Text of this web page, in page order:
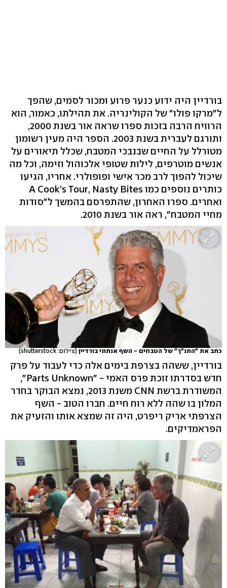
בורדיין היה ידוע כנער פרוע ומכור לסמים, שהפך
ל"מרקו פולו" של הקולינריה. את תהילתו, כאמור, הוא
הרוויח הרבה בזכות ספרו שראה אור בשנת 2000,
ותורגם לעברית בשנת 2003. הספר היה מעין רשומון
מטורלל על החיים שבנבכי המטבח, שכלל תיאורים על
אנשים מוטרפים, לילות שטופי אלכוהול וזימה, וכל מה
שיכול להפוך לרב מכר אישי ופופולרי. אחריו, הגיעו
כותרים נוספים כמו A Cook’s Tour, Nasty Bites
ואחרים. ספרו האחרון, שהתפרסם בהמשך ל"סודות
מחיי המטבח", ראה אור בשנת 2010.
כתב את "התנ"ך" של הטבחים - השף אנתוני בורדיין (צילום: shutterstock)
בורדיין, ששהה בצרפת בימים אלה כדי לעבוד על פרק
חדש בסדרתו זוכת פרס האמי - "Parts Unknown",
המשודרת ברשת CNN משנת 2013, נמצא הבוקר בחדר
המלון בו שהה ללא רוח חיים. חברו הטוב - השף
הצרפתי אריק ריפרט, היה זה שמצא אותו והזעיק את
הפראמדיקים.